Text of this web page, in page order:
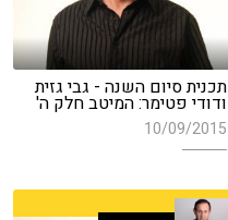
תכנית סיום השנה - גבי גזית
ודודי פטימר: המיטב חלק ה'
10/09/2015